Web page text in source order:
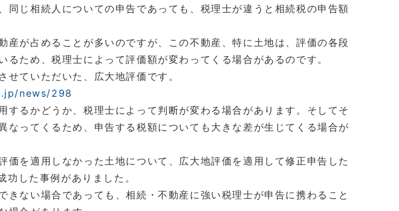
じ相続人についての申告であっても、税理士が違うと相続税の申告額
が占めることが多いのですが、この不動産、特に土地は、評価の各段
るため、税理士によって評価額が変わってくる場合があるのです。
ていただいた、広大地評価です。
news/298
るかどうか、税理士によって判断が変わる場合があります。そしてそ
なってくるため、申告する税額についても大きな差が生じてくる場合が
を適用しなかった土地について、広大地評価を適用して修正申告した
した事例がありました。
ない場合であっても、相続・不動産に強い税理士が申告に携わること